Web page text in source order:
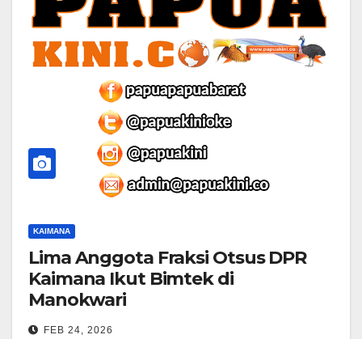
KAIMANA
Lima Anggota Fraksi Otsus DPR
Kaimana Ikut Bimtek di
Manokwari
FEB 24, 2026